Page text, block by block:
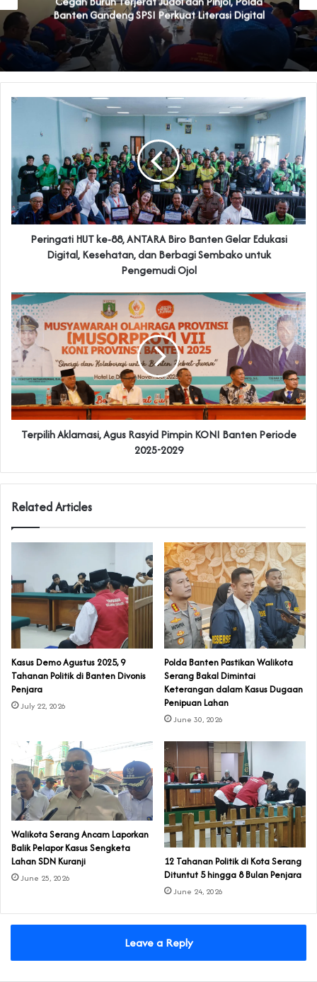
Banten Gandeng SPSI Perkuat Literasi Digital
Peringati HUT ke-88, ANTARA Biro Banten Gelar Edukasi
Digital, Kesehatan, dan Berbagi Sembako untuk
Pengemudi Ojol
Terpilih Aklamasi, Agus Rasyid Pimpin KONI Banten Periode
2025-2029
Related Articles
‎Kasus Demo Agustus 2025, 9
Tahanan Politik di Banten Divonis
Penjara
July 22, 2026
Polda Banten Pastikan Walikota
Serang Bakal Dimintai
Keterangan dalam Kasus Dugaan
Penipuan Lahan
June 30, 2026
Walikota Serang Ancam Laporkan
Balik Pelapor Kasus Sengketa
Lahan SDN Kuranji‎
June 25, 2026
‎12 Tahanan Politik di Kota Serang
Dituntut 5 hingga 8 Bulan Penjara‎‎
June 24, 2026
Leave a Reply